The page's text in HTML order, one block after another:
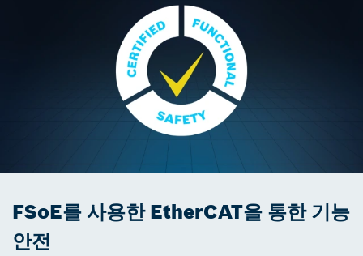
FSoE를 사용한 EtherCAT을 통한 기능
안전